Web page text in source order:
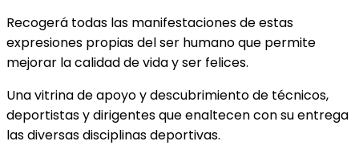
Recogerá todas las manifestaciones de estas
expresiones propias del ser humano que permite
mejorar la calidad de vida y ser felices.
Una vitrina de apoyo y descubrimiento de técnicos,
deportistas y dirigentes que enaltecen con su entrega
las diversas disciplinas deportivas.